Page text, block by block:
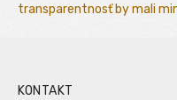
transparentnosť by mali
KONTAKT